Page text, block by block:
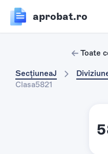
aprobat.ro
Toate
SecțiuneaJ
Clasa5821